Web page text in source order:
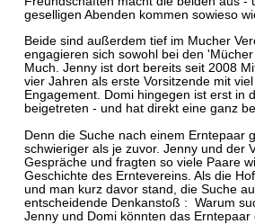
geselligen Abenden kommen sowieso
Beide sind außerdem tief im Mucher
engagieren sich sowohl bei den
Much. Jenny ist dort bereits seit 2008
vier Jahren als erste Vorsitzende mit
Engagement. Domi hingegen ist erst in
beigetreten - und hat direkt eine ganz
Denn die Suche nach einem Erntepaar
schwieriger als je zuvor. Jenny und der
Gespräche und fragten so viele Paare
Geschichte des Erntevereins. Als die
und man kurz davor stand, die Suche
entscheidende Denkanstoß : Warum
Jenny und Domi könnten das